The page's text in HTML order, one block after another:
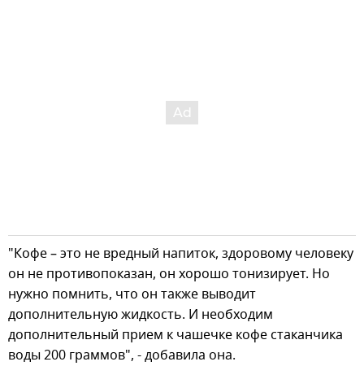
"Кофе – это не вредный напиток, здоровому человеку
он не противопоказан, он хорошо тонизирует. Но
нужно помнить, что он также выводит
дополнительную жидкость. И необходим
дополнительный прием к чашечке кофе стаканчика
воды 200 граммов", - добавила она.